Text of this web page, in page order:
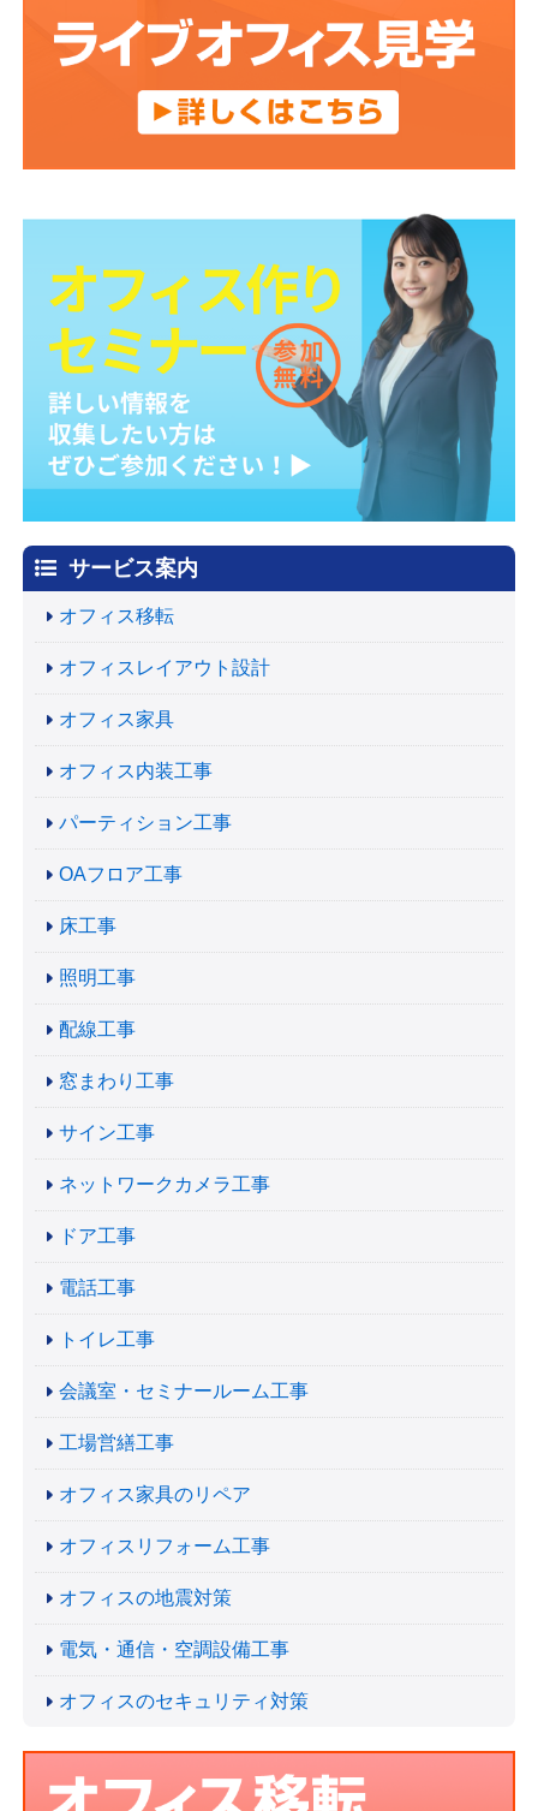
サービス案内
オフィス移転
オフィスレイアウト設計
オフィス家具
オフィス内装工事
パーティション工事
OAフロア工事
床工事
照明工事
配線工事
窓まわり工事
サイン工事
ネットワークカメラ工事
ドア工事
電話工事
トイレ工事
会議室・セミナールーム工事
工場営繕工事
オフィス家具のリペア
オフィスリフォーム工事
オフィスの地震対策
電気・通信・空調設備工事
オフィスのセキュリティ対策